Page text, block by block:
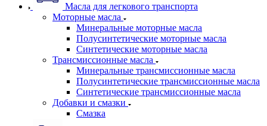
Масла для легкового транспорта
Моторные масла
Минеральные моторные масла
Полусинтетические моторные масла
Синтетические моторные масла
Трансмиссионные масла
Минеральные трансмиссионные масла
Полусинтетические трансмиссионные масла
Синтетические трансмиссионные масла
Добавки и смазки
Смазка